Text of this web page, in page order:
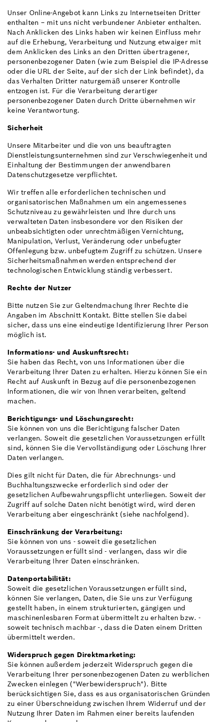
Unser Online-Angebot kann Links zu Internetseiten Dritter
enthalten − mit uns nicht verbundener Anbieter enthalten.
Nach Anklicken des Links haben wir keinen Einfluss mehr
auf die Erhebung, Verarbeitung und Nutzung etwaiger mit
dem Anklicken des Links an den Dritten übertragener,
personenbezogener Daten (wie zum Beispiel die IP-Adresse
oder die URL der Seite, auf der sich der Link befindet), da
das Verhalten Dritter naturgemäß unserer Kontrolle
entzogen ist. Für die Verarbeitung derartiger
personenbezogener Daten durch Dritte übernehmen wir
keine Verantwortung.
Sicherheit
Unsere Mitarbeiter und die von uns beauftragten
Dienstleistungsunternehmen sind zur Verschwiegenheit und
Einhaltung der Bestimmungen der anwendbaren
Datenschutzgesetze verpflichtet.
Wir treffen alle erforderlichen technischen und
organisatorischen Maßnahmen um ein angemessenes
Schutzniveau zu gewährleisten und Ihre durch uns
verwalteten Daten insbesondere vor den Risiken der
unbeabsichtigten oder unrechtmäßigen Vernichtung,
Manipulation, Verlust, Veränderung oder unbefugter
Offenlegung bzw. unbefugtem Zugriff zu schützen. Unsere
Sicherheitsmaßnahmen werden entsprechend der
technologischen Entwicklung ständig verbessert.
Rechte der Nutzer
Bitte nutzen Sie zur Geltendmachung Ihrer Rechte die
Angaben im Abschnitt Kontakt. Bitte stellen Sie dabei
sicher, dass uns eine eindeutige Identifizierung Ihrer Person
möglich ist.
Informations- und Auskunftsrecht:
Sie haben das Recht, von uns Informationen über die
Verarbeitung Ihrer Daten zu erhalten. Hierzu können Sie ein
Recht auf Auskunft in Bezug auf die personenbezogenen
Informationen, die wir von Ihnen verarbeiten, geltend
machen.
Berichtigungs- und Löschungsrecht:
Sie können von uns die Berichtigung falscher Daten
verlangen. Soweit die gesetzlichen Voraussetzungen erfüllt
sind, können Sie die Vervollständigung oder Löschung Ihrer
Daten verlangen.
Dies gilt nicht für Daten, die für Abrechnungs- und
Buchhaltungszwecke erforderlich sind oder der
gesetzlichen Aufbewahrungspflicht unterliegen. Soweit der
Zugriff auf solche Daten nicht benötigt wird, wird deren
Verarbeitung aber eingeschränkt (siehe nachfolgend).
Einschränkung der Verarbeitung:
Sie können von uns - soweit die gesetzlichen
Voraussetzungen erfüllt sind - verlangen, dass wir die
Verarbeitung Ihrer Daten einschränken.
Datenportabilität:
Soweit die gesetzlichen Voraussetzungen erfüllt sind,
können Sie verlangen, Daten, die Sie uns zur Verfügung
gestellt haben, in einem strukturierten, gängigen und
maschinenlesbaren Format übermittelt zu erhalten bzw. -
soweit technisch machbar -, dass die Daten einem Dritten
übermittelt werden.
Widerspruch gegen Direktmarketing:
Sie können außerdem jederzeit Widerspruch gegen die
Verarbeitung Ihrer personenbezogenen Daten zu werblichen
Zwecken einlegen ("Werbewiderspruch"). Bitte
berücksichtigen Sie, dass es aus organisatorischen Gründen
zu einer Überschneidung zwischen Ihrem Widerruf und der
Nutzung Ihrer Daten im Rahmen einer bereits laufenden